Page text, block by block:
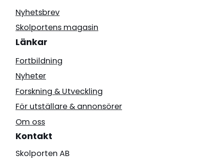
Nyhetsbrev
Skolportens magasin
Länkar
Fortbildning
Nyheter
Forskning & Utveckling
För utställare & annonsörer
Om oss
Kontakt
Skolporten AB